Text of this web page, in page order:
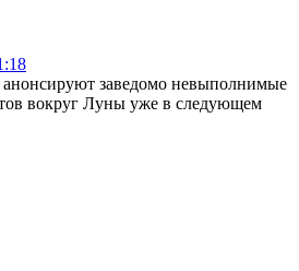
заведомо невыполнимые
вокруг Луны уже в следующем